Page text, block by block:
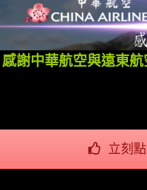
感謝中華航空與遠東
立刻